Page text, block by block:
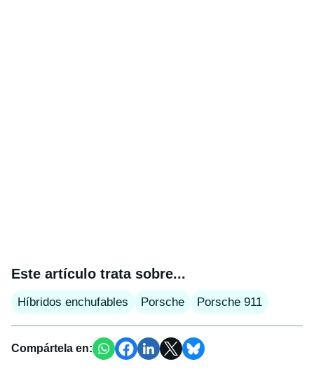
Este artículo trata sobre...
Híbridos enchufables Porsche Porsche 911
Compártela en: